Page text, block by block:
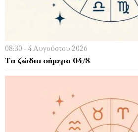
08:30 - 4 Αυγούστου 2026
Τα ζώδια σήμερα 04/8